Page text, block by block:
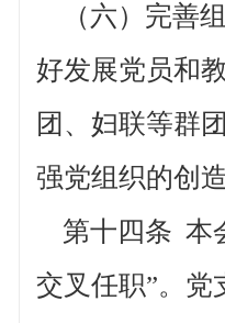
（六）完善
好发展党员和
团、妇联等群
强党组织的创
第十四条 本
交叉任职”。党